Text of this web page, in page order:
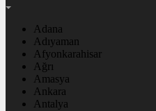
Adana
Adıyaman
Afyonkarahisar
Ağrı
Amasya
Ankara
Antalya